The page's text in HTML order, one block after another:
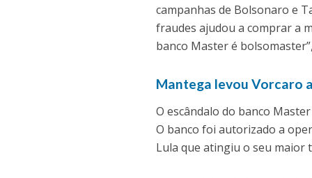
campanhas de Bolsonaro e
fraudes ajudou a comprar a
banco Master é
Mantega levou Vorcaro
O escândalo do banco
O banco foi autorizado a
Lula que atingiu o seu maior